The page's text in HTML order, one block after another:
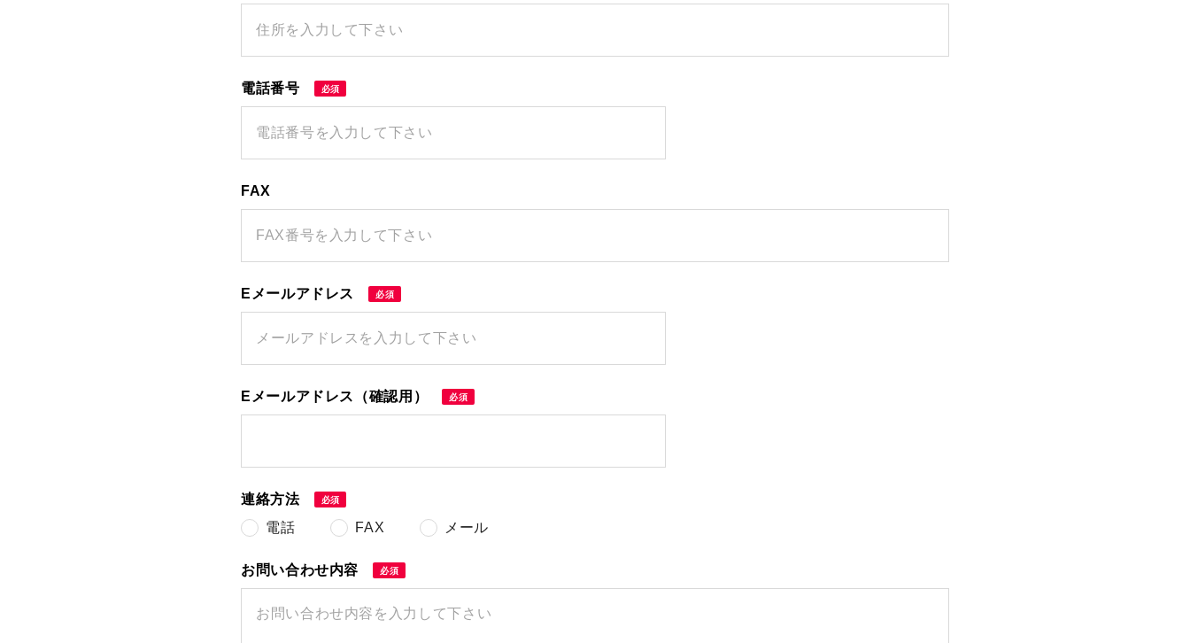
電話番号 必須
FAX
Eメールアドレス 必須
Eメールアドレス（確認用） 必須
連絡方法 必須
電話 FAX メール
お問い合わせ内容 必須